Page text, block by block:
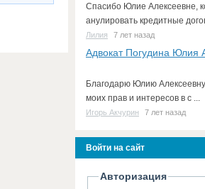
Спасибо Юлие Алексеевне,
анулировать кредитные
Лилия 7 лет назад
Адвокат Погудина Юлия
Благодарю Юлию
моих прав и интересов в с ...
Игорь Акчурин 7 лет назад
Войти на сайт
Авторизация